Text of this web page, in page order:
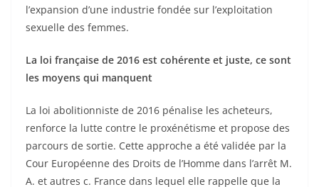
l’expansion d’une industrie fondée sur l’exploitation
sexuelle des femmes.
La loi française de 2016 est cohérente et juste, ce sont
les moyens qui manquent
La loi abolitionniste de 2016 pénalise les acheteurs,
renforce la lutte contre le proxénétisme et propose des
parcours de sortie. Cette approche a été validée par la
Cour Européenne des Droits de l’Homme dans l’arrêt M.
A. et autres c. France dans lequel elle rappelle que la